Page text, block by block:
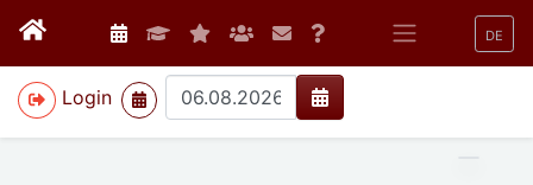
DE
Login
>